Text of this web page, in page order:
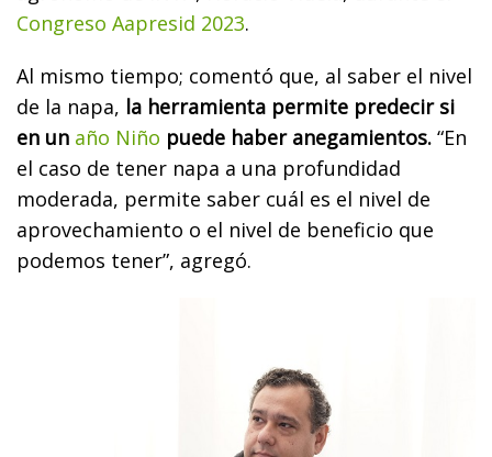
Congreso Aapresid 2023.
Al mismo tiempo; comentó que, al saber el nivel
de la napa, la herramienta permite predecir si
en un año Niño puede haber anegamientos. “En
el caso de tener napa a una profundidad
moderada, permite saber cuál es el nivel de
aprovechamiento o el nivel de beneficio que
podemos tener”, agregó.